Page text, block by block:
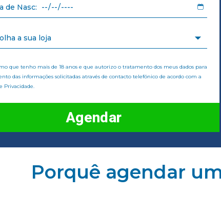
que tenho mais de 18 anos e que autorizo o tratamento dos meus dados para
das informações solicitadas através de contacto telefónico de acordo com a
Privacidade.
Porquê agendar